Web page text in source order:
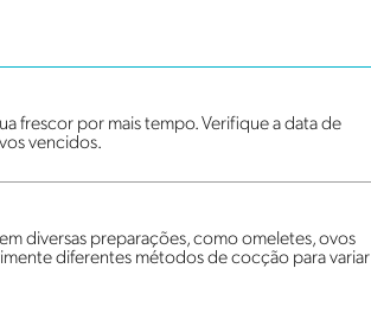
frescor por mais tempo. Verifique a data de
vencidos.
diversas preparações, como omeletes, ovos
diferentes métodos de cocção para variar